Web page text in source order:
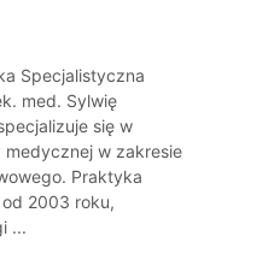
Specjalistyczna
med. Sylwię
się w
w zakresie
Praktyka
od 2003 roku,
...